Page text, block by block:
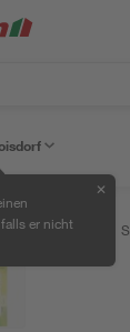
, falls er nicht
✕
/ Pflanzen